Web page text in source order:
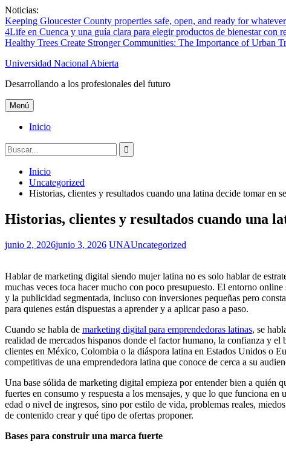
Saltar
al
contenido
Noticias:
Keeping Gloucester County properties safe, open, and ready for
4Life en Cuenca y una guía clara para elegir productos de bienestar con
Healthy Trees Create Stronger Communities: The Importance of Urban
Universidad Nacional Abierta
Desarrollando a los profesionales del futuro
Menú
Inicio
Buscar:
Inicio
Uncategorized
Historias, clientes y resultados cuando una latina decide tomar en
Historias, clientes y resultados cuando una
junio 2, 2026junio 3, 2026 UNAUncategorized
Hablar de marketing digital siendo mujer latina no es solo hablar de
muchas veces toca hacer mucho con poco presupuesto. El entorno
y la publicidad segmentada, incluso con inversiones pequeñas pero
para quienes están dispuestas a aprender y a aplicar paso a paso.
Cuando se habla de marketing digital para emprendedoras latinas, se
realidad de mercados hispanos donde el factor humano, la confianza y
clientes en México, Colombia o la diáspora latina en Estados Unidos o
competitivas de una emprendedora latina que conoce de cerca a su
Una base sólida de marketing digital empieza por entender bien a quién
fuertes en consumo y respuesta a los mensajes, y que lo que funciona
edad o nivel de ingresos, sino por estilo de vida, problemas reales,
de contenido crear y qué tipo de ofertas proponer.
Bases para construir una marca fuerte